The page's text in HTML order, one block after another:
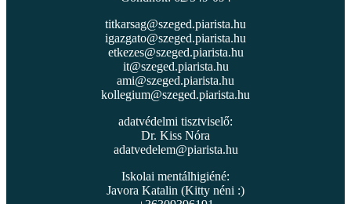
titkarsag@szeged.piarista.hu
igazgato@szeged.piarista.hu
etkezes@szeged.piarista.hu
it@szeged.piarista.hu
ami@szeged.piarista.hu
kollegium@szeged.piarista.hu
adatvédelmi tisztviselő:
Dr. Kiss Nóra
adatvedelem@piarista.hu
Iskolai mentálhigiéné:
Javora Katalin (Kitty néni :)